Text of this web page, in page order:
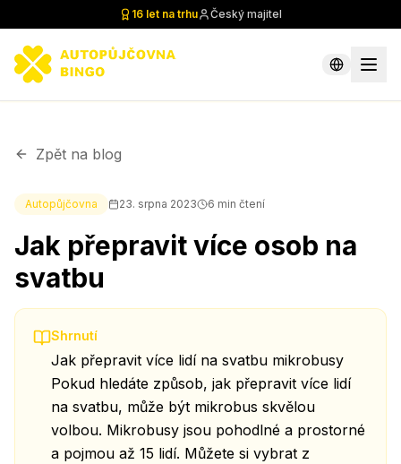
16 let na trhu Český majitel
Zpět na blog
Autopůjčovna 23. srpna 2023 6 min čtení
Jak přepravit více osob na
svatbu
Shrnutí
Jak přepravit více lidí na svatbu mikrobusy
Pokud hledáte způsob, jak přepravit více lidí
na svatbu, může být mikrobus skvělou
volbou. Mikrobusy jsou pohodlné a prostorné
a pojmou až 15 lidí. Můžete si vybrat z